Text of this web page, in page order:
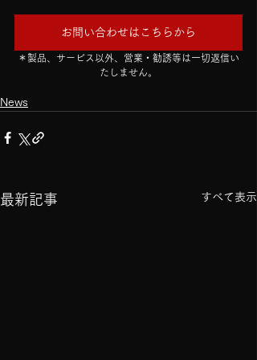
お問い合わせはこちらから
＊製品、サービス以外、営業・勧誘等は一切返信い
たしません。
News
最新記事 すべて表示